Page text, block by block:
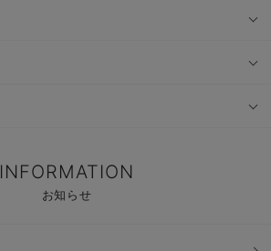
INFORMATION
お知らせ